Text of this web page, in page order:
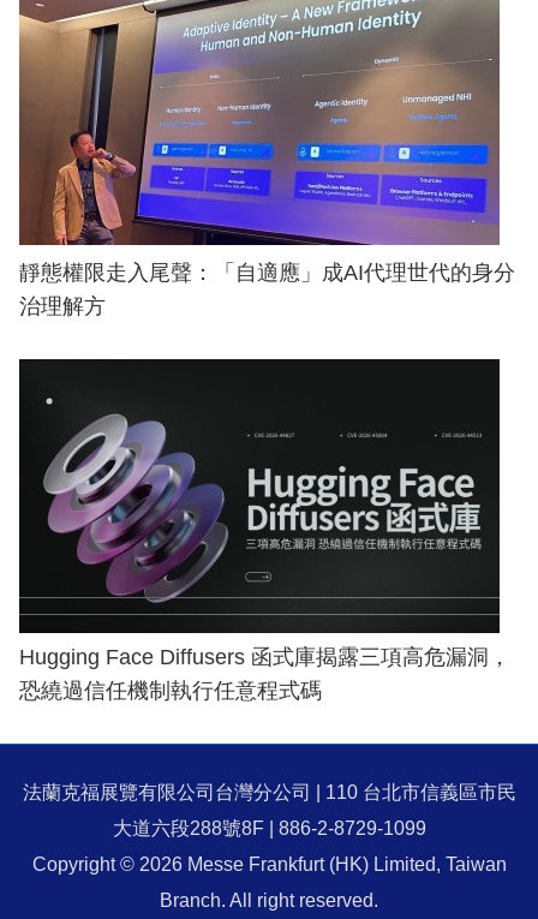
靜態權限走入尾聲：「自適應」成AI代理世代的身分
治理解方
Hugging Face Diffusers 函式庫揭露三項高危漏洞，
恐繞過信任機制執行任意程式碼
法蘭克福展覽有限公司台灣分公司 | 110 台北市信義區市民
大道六段288號8F | 886-2-8729-1099
Copyright © 2026 Messe Frankfurt (HK) Limited, Taiwan
Branch. All right reserved.